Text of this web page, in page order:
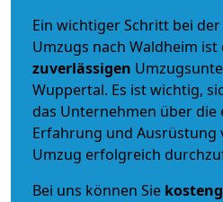
Ein wichtiger Schritt bei
Umzugs nach Waldheim ist
zuverlässigen
Wuppertal. Es ist wichtig,
das Unternehmen über
Erfahrung und Ausrüstung
Umzug erfolgreich
Bei uns können Sie